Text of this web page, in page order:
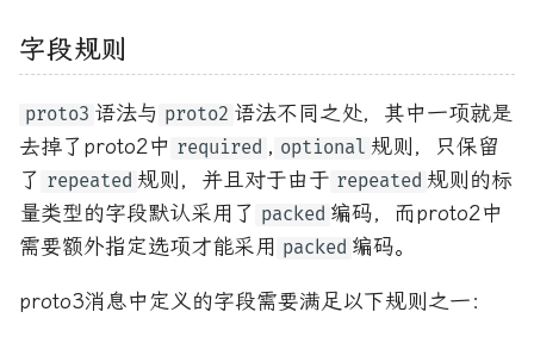
字段规则
proto3 语法与 proto2 语法不同之处，其中一项就是
去掉了proto2中 required , optional 规则，只保留
了 repeated 规则，并且对于由于 repeated 规则的标
量类型的字段默认采用了 packed 编码，而proto2中
需要额外指定选项才能采用 packed 编码。
proto3消息中定义的字段需要满足以下规则之一：